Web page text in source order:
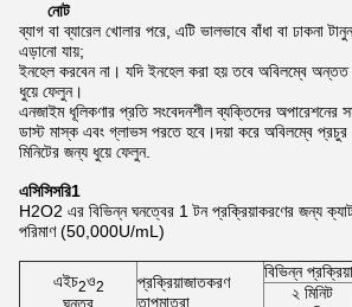
নোট
ব্যাগ বা ব্যারেল খোলার পরে, এটি ভালভাবে বাঁধা বা ঢাকনা
এড়ানো যায়;
ইনহেল করবেন না। যদি ইনহেল করা হয় তবে অবিলম্বে অন্তত
ধুয়ে ফেলুন।
এনজাইম ধূলিকণার প্রতি সংবেদনশীল ব্যক্তিদের
ডাস্ট মাস্ক এবং গ্লাভস পরতে হবে।দয়া করে অবিলম্বে প্রচুর
মিনিটের জন্য ধুয়ে ফেলুন.
এসিসিসরি1
H2O2 এর বিভিন্ন ঘনত্বের 1 টন প্রক্রিয়াকরণের জন্য
পরিমাণ (50,000U/mL)
এইচ2ও2
ঘনত্ব
প্রক্রিয়াজাতকরণ
তাপমাত্রা
বিভিন্ন
২ মিনিট